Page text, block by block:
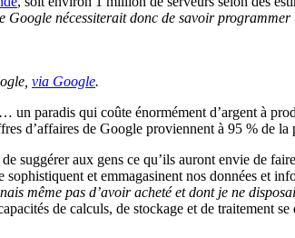
Google nécessiterait donc de savoir
via Google.
paradis qui coûte énormément d’argent à
d’affaires de Google proviennent à 95 % de la
suggérer aux gens ce qu’ils auront envie de
et emmagasinent nos données et
même pas d’avoir acheté et dont je ne
de calculs, de stockage et de traitement se